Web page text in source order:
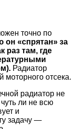
точно по
он «спрятан» за
раз там, где
Радиатор
моторного отсека.
радиатор не
ли не всю
и
задачу —